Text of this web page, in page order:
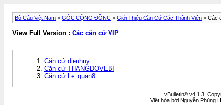
Bồ Câu Việt Nam > GÓC CỘNG ĐỒNG > Giới Thiệu Căn Cứ Các Thành Viên > Các
View Full Version : Các căn cứ VIP
Căn cứ dieuhuy
Căn cứ THANGDOVEBI
Căn cứ Le_quan8
vBulletin® v4.1.3,
Việt hóa bởi Nguyễn Phùng